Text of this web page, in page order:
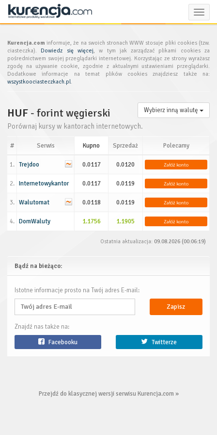
Toggle
Kurencja.com informuje, że na swoich stronach WWW stosuje pliki cookies (tzw.
ciasteczka). Dowiedz się więcej, w tym jak zarządzać plikami cookies za
pośrednictwem swojej przeglądarki internetowej. Korzystając ze strony wyrażasz
zgodę na używanie cookie, zgodnie z aktualnymi ustawieniami przeglądarki.
Dodatkowe informacje na temat plików cookies znajdziesz także na:
wszystkoociasteczkach.pl.
Wybierz inną walutę
HUF - forint węgierski
Porównaj kursy w kantorach internetowych.
# Serwis Kupno Sprzedaż Polecamy
1. Trejdoo 0.0117 0.0120 Załóż konto
2. Internetowykantor 0.0117 0.0119 Załóż konto
3. Walutomat 0.0118 0.0119 Załóż konto
4. DomWaluty 1.1756 1.1905 Załóż konto
Ostatnia aktualizacja: 09.08.2026 (00:06:19)
Bądź na bieżąco:
Istotne informacje prosto na Twój adres E-mail:
Zapisz
Znajdź nas także na:
Facebooku
Twitterze
Przejdź do klasycznej wersji serwisu Kurencja.com »